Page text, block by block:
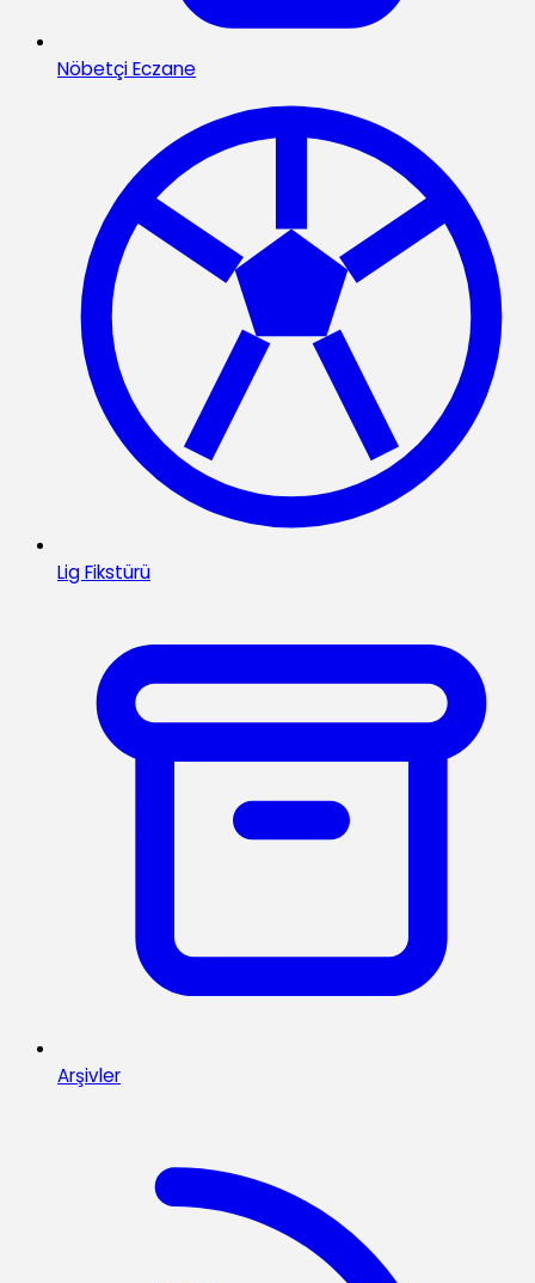
Nöbetçi Eczane
Lig Fikstürü
Arşivler